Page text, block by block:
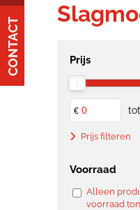
Prijs
€ tot
Prijs filteren
Voorraad
Alleen
voorraad
CONTACT